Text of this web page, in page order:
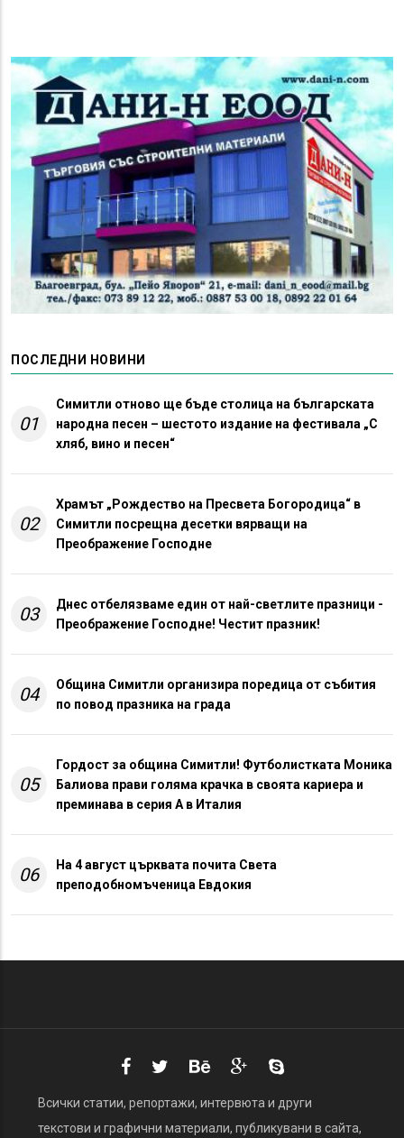
ПОСЛЕДНИ НОВИНИ
01
Симитли отново ще бъде столица на българската
народна песен – шестото издание на фестивала „С
хляб, вино и песен“
02
Храмът „Рождество на Пресвета Богородица“ в
Симитли посрещна десетки вярващи на
Преображение Господне
03
Днес отбелязваме един от най-светлите празници -
Преображение Господне! Честит празник!
04
Община Симитли организира поредица от събития
по повод празника на града
05
Гордост за община Симитли! Футболистката Моника
Балиова прави голяма крачка в своята кариера и
преминава в серия А в Италия
06
На 4 август църквата почита Света
преподобномъченица Евдокия
Всички статии, репортажи, интервюта и други
текстови и графични материали, публикувани в сайта,